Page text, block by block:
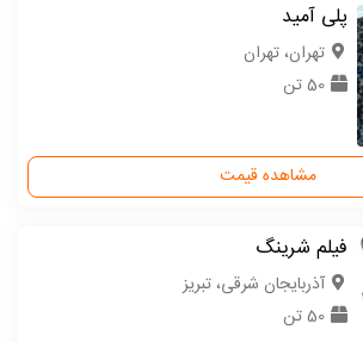
پلی آمید
تهران، تهران
50 تن
مشاهده قیمت
فیلم شرینگ
آذربایجان شرقی، تبریز
50 تن